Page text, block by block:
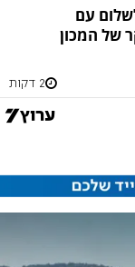
לשלום עם
של המכון
2 דקות